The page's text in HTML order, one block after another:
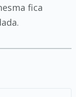
fica